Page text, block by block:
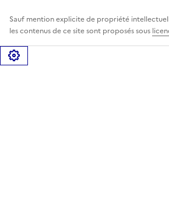
Sauf mention explicite de propriété
les contenus de ce site sont proposés sous
Gérer les cookies